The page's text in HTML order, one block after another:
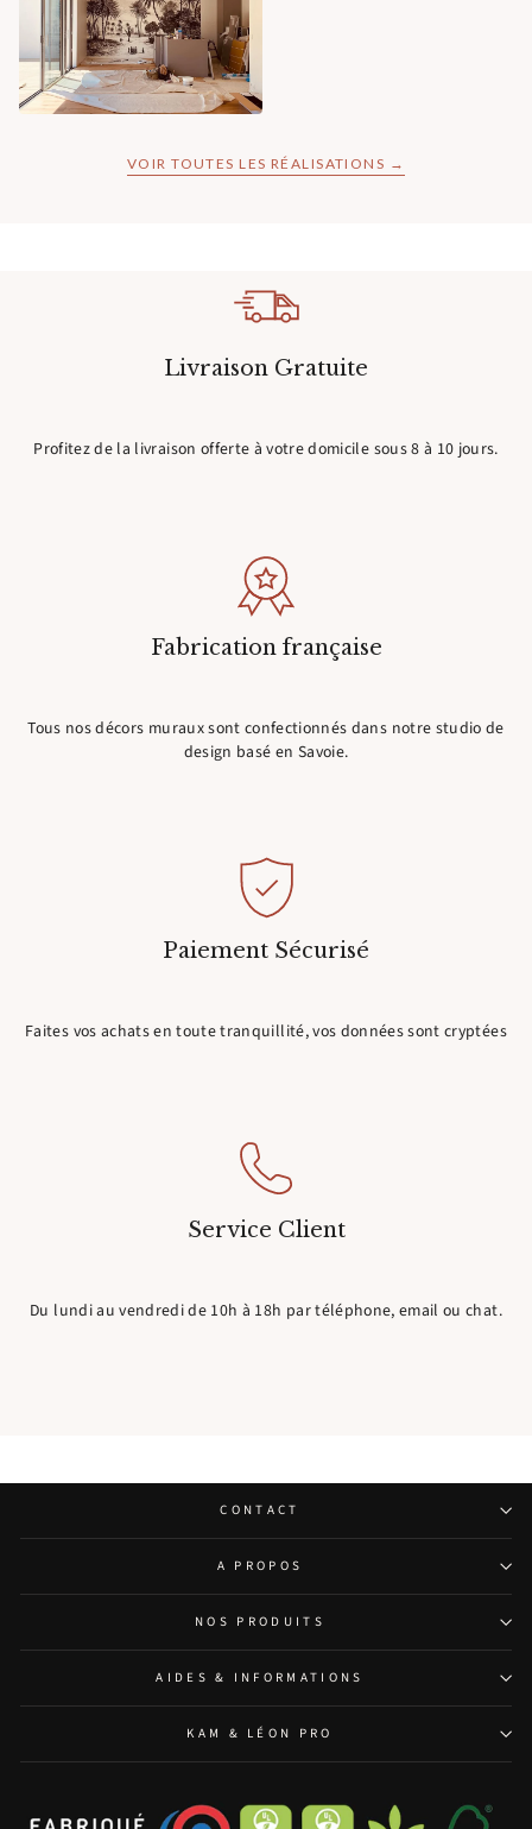
VOIR TOUTES LES RÉALISATIONS →
Livraison Gratuite
Profitez de la livraison offerte à votre domicile sous 8 à 10 jours.
Fabrication française
Tous nos décors muraux sont confectionnés dans notre studio de
design basé en Savoie.
Paiement Sécurisé
Faites vos achats en toute tranquillité, vos données sont cryptées
Service Client
Du lundi au vendredi de 10h à 18h par téléphone, email ou chat.
CONTACT
A PROPOS
NOS PRODUITS
AIDES & INFORMATIONS
KAM & LÉON PRO